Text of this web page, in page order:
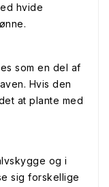
hvide
som en del af
Hvis den
at plante med
og i
sig forskellige